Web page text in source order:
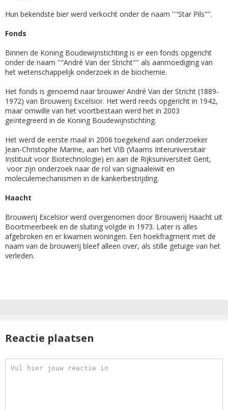
Hun bekendste bier werd verkocht onder de naam ''"Star Pils"''.
Fonds
Binnen de Koning Boudewijnstichting is er een fonds opgericht
onder de naam ''"André Van der Stricht"'' als aanmoediging van
het wetenschappelijk onderzoek in de biochemie.
Het fonds is genoemd naar brouwer André Van der Stricht (1889-
1972) van Brouwerij Excelsior. Het werd reeds opgericht in 1942,
maar omwille van het voortbestaan werd het in 2003
geïntegreerd in de Koning Boudewijnstichting.
Het werd de eerste maal in 2006 toegekend aan onderzoeker
Jean-Christophe Marine, aan het VIB (Vlaams Interuniversitair
Instituut voor Biotechnologie) en aan de Rijksuniversiteit Gent,
voor zijn onderzoek naar de rol van signaaleiwit en
moleculemechanismen in de kankerbestrijding.
Haacht
Brouwerij Excelsior werd overgenomen door Brouwerij Haacht uit
Boortmeerbeek en de sluiting volgde in 1973. Later is alles
afgebroken en er kwamen woningen. Een hoekfragment met de
naam van de brouwerij bleef alleen over, als stille getuige van het
verleden.
Reactie plaatsen